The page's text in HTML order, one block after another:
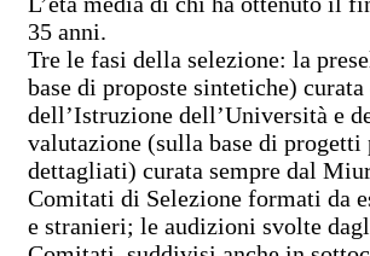
35 anni.
Tre le fasi della selezione: la
base di proposte sintetiche)
dell’Istruzione dell’Università e
valutazione (sulla base di progetti
dettagliati) curata sempre dal
Comitati di Selezione formati da
e stranieri; le audizioni svolte